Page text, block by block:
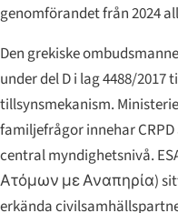
genomförandet från 2024
Den grekiske
under del D i lag 4488/2017
tillsynsmekanism.
familjefrågor innehar
central myndighetsnivå.
Ατόμων με Αναπηρία)
erkända